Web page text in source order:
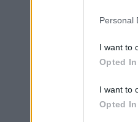
Personal
I want to
Opted In
I want to
Opted In